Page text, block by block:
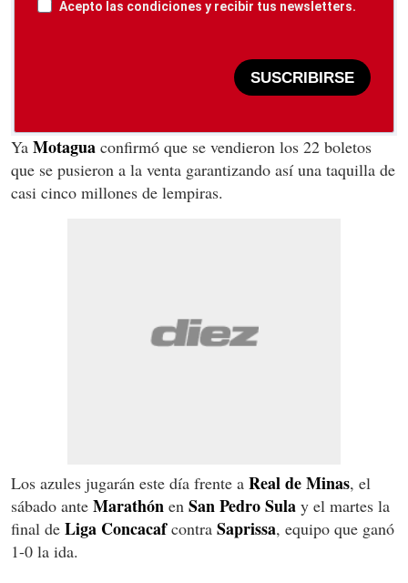
Acepto las condiciones y recibir tus newsletters.
SUSCRIBIRSE
Ya Motagua confirmó que se vendieron los 22 boletos
que se pusieron a la venta garantizando así una taquilla de
casi cinco millones de lempiras.
Los azules jugarán este día frente a Real de Minas, el
sábado ante Marathón en San Pedro Sula y el martes la
final de Liga Concacafcontra Saprissa, equipo que ganó
1-0 la ida.